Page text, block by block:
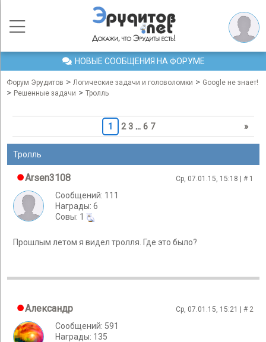
НОВЫЕ СООБЩЕНИЯ НА ФОРУМЕ
Форум Эрудитов > Логические задачи и головоломки > Google не знает!
> Решенные задачи > Тролль
1 2 3 … 6 7 »
Тролль
Arsen3108 Ср, 07.01.15, 15:18 | # 1
Сообщений: 111
Награды: 6
Cовы: 1
Прошлым летом я видел тролля. Где это было?
Александр Ср, 07.01.15, 15:21 | # 2
Сообщений: 591
Награды: 135